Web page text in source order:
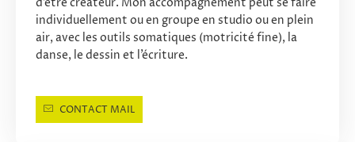
individuellement ou en groupe en studio ou en plein
air, avec les outils somatiques (motricité fine), la
danse, le dessin et l’écriture.
CONTACT MAIL